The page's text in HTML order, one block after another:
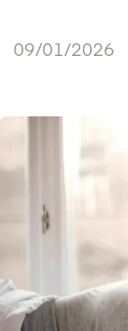
09/01/2026